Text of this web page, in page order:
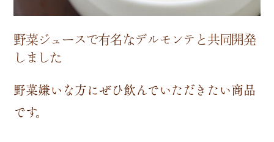
野菜ジュースで有名なデルモンテと共同開発
しました
野菜嫌いな方にぜひ飲んでいただきたい商品
です。